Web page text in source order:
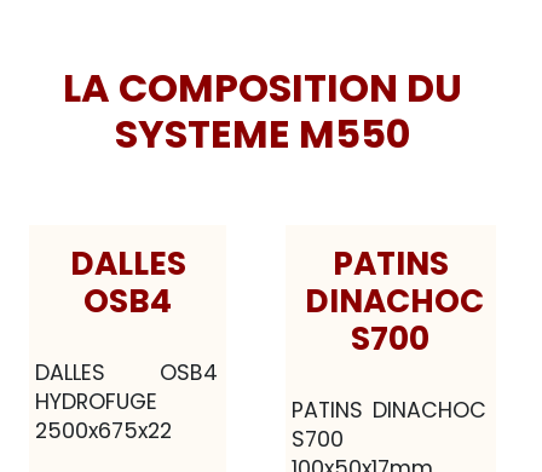
LA COMPOSITION DU
SYSTEME M550
DALLES
OSB4
DALLES OSB4
HYDROFUGE
2500x675x22
PATINS
DINACHOC
S700
PATINS DINACHOC
S700